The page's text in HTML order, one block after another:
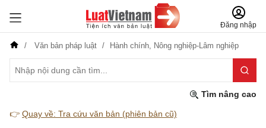
Đăng nhập
Văn bản pháp luật Hành chính, Nông nghiệp-Lâm nghiệp
Tìm nâng cao
👉 Quay về: Tra cứu văn bản (phiên bản cũ)